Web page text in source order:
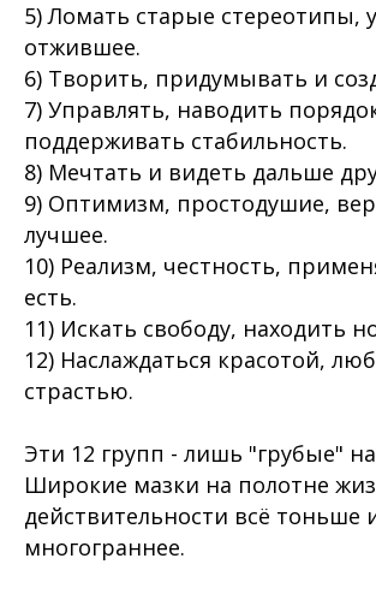
5) Ломать старые стереотипы,
отжившее.
6) Творить, придумывать и
7) Управлять, наводить
поддерживать стабильность.
8) Мечтать и видеть дальше
9) Оптимизм, простодушие,
лучшее.
10) Реализм, честность,
есть.
11) Искать свободу, находить
12) Наслаждаться красотой,
страстью.
Эти 12 групп - лишь "грубые"
Широкие мазки на полотне
действительности всё тоньше
многограннее.